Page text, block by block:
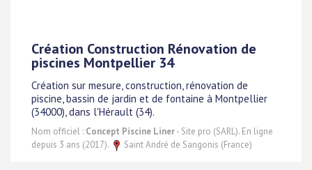
Création Construction Rénovation de
piscines Montpellier 34
Création sur mesure, construction, rénovation de
piscine, bassin de jardin et de fontaine à Montpellier
(34000), dans l'Hérault (34).
Nom officiel : Concept Piscine Liner- Site pro (SARL). En ligne
depuis 3 ans (2017).
Saint André de Sangonis (France)